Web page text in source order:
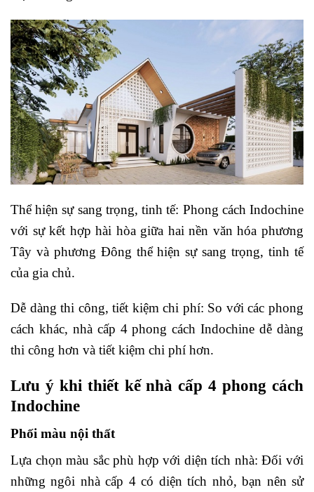
Thể hiện sự sang trọng, tinh tế: Phong cách Indochine
với sự kết hợp hài hòa giữa hai nền văn hóa phương
Tây và phương Đông thể hiện sự sang trọng, tinh tế
của gia chủ.
Dễ dàng thi công, tiết kiệm chi phí: So với các phong
cách khác, nhà cấp 4 phong cách Indochine dễ dàng
thi công hơn và tiết kiệm chi phí hơn.
Lưu ý khi thiết kế nhà cấp 4 phong cách
Indochine
Phối màu nội thất
Lựa chọn màu sắc phù hợp với diện tích nhà: Đối với
những ngôi nhà cấp 4 có diện tích nhỏ, bạn nên sử